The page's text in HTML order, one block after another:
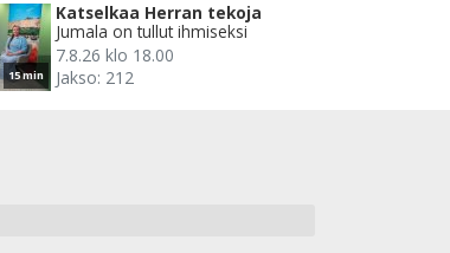
15 min
Katselkaa Herran tekoja
Jumala on tullut ihmiseksi
7.8.26 klo 18.00
Jakso: 212